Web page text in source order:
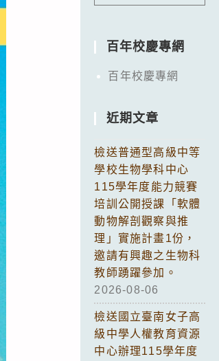
百年校慶專網
百年校慶專網
近期文章
檢送普通型高級中等
學校生物學科中心
115學年度能力競賽
培訓公開授課「軟體
動物解剖觀察與推
理」實施計畫1份，
邀請有興趣之生物科
教師踴躍參加。
2026-08-06
檢送國立臺南女子高
級中學人權教育資源
中心辦理115學年度